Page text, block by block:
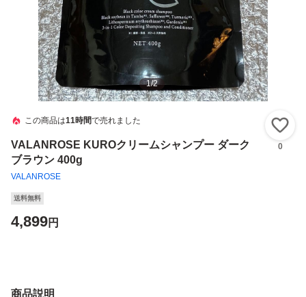
1/2
この商品は11時間で売れました
VALANROSE KUROクリームシャンプー ダーク
ブラウン 400g
VALANROSE
0
送料無料
4,899円
商品説明